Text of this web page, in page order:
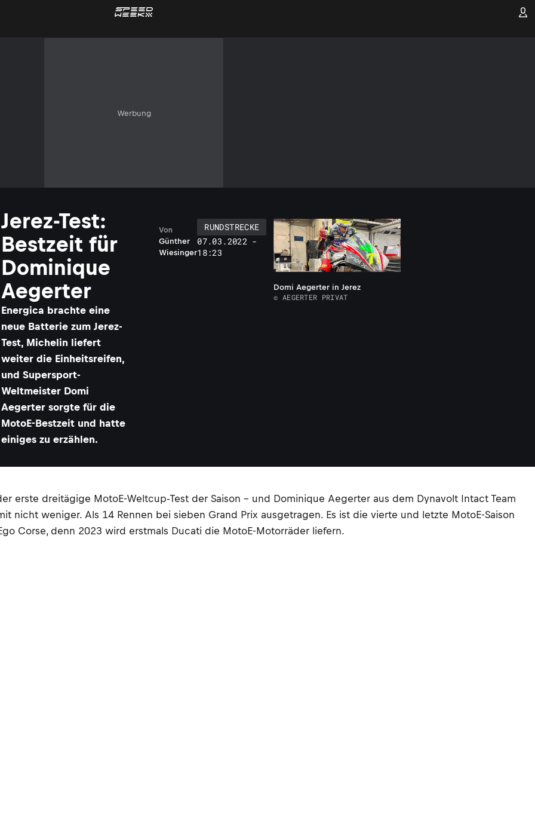
Werbung
Jerez-Test:
Bestzeit für
Dominique
Aegerter
Energica brachte eine
neue Batterie zum Jerez-
Test, Michelin liefert
weiter die Einheitsreifen,
und Supersport-
Weltmeister Domi
Aegerter sorgte für die
MotoE-Bestzeit und hatte
einiges zu erzählen.
Günther
Wiesinger
Von
RUNDSTRECKE
07.03.2022 -
18:23
Domi Aegerter in Jerez
© AEGERTER PRIVAT
erste dreitägige MotoE-Weltcup-Test der Saison – und Dominique Aegerter aus dem Dynavolt Intact Team
nicht weniger. Als 14 Rennen bei sieben Grand Prix ausgetragen. Es ist die vierte und letzte MotoE-Saison
Corse, denn 2023 wird erstmals Ducati die MotoE-Motorräder liefern.